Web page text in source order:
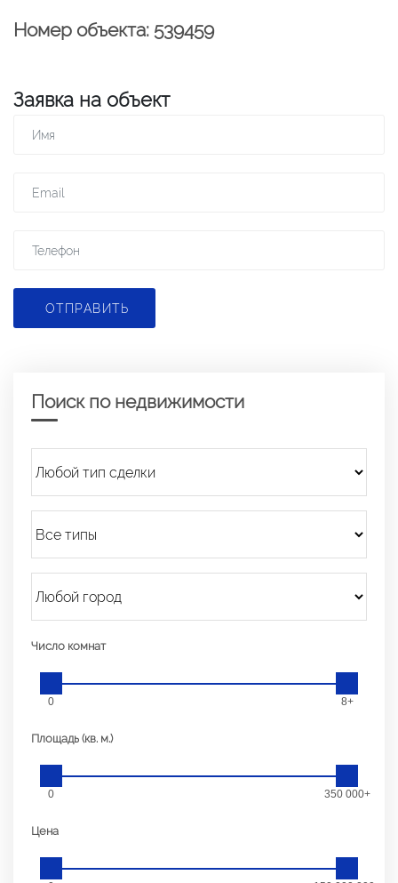
Номер объекта: 539459
Заявка на объект
ОТПРАВИТЬ
Поиск по недвижимости
Число комнат
0 8+
Площадь (кв. м.)
0 350 000+
Цена